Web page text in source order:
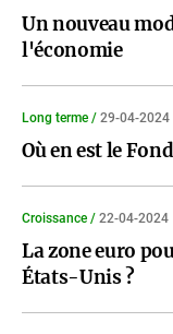
Un nouveau
l'économie
Long terme / 29-04-2024
Où en est le
Croissance / 22-04-2024
La zone euro
États-Unis ?